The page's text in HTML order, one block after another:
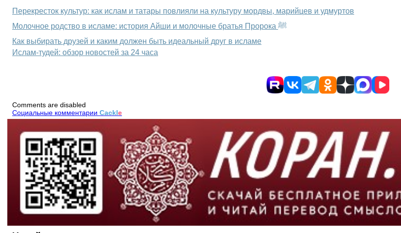
Перекресток культур: как ислам и татары повлияли на культуру мордвы, марийцев и удмуртов
Молочное родство в исламе: история Айши и молочные братья Пророка ﷺ
Как выбирать друзей и каким должен быть идеальный друг в исламе
Ислам-тудей: обзор новостей за 24 часа
Comments are disabled
Социальные комментарии Cackle